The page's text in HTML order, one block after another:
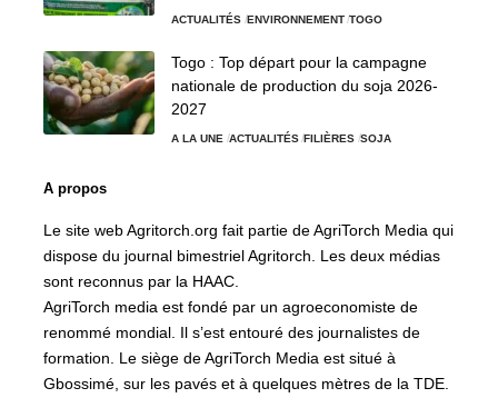
ACTUALITÉS ENVIRONNEMENT TOGO
Togo : Top départ pour la campagne
nationale de production du soja 2026-
2027
A LA UNE ACTUALITÉS FILIÈRES SOJA
A propos
Le site web Agritorch.org fait partie de AgriTorch Media qui
dispose du journal bimestriel Agritorch. Les deux médias
sont reconnus par la HAAC.
AgriTorch media est fondé par un agroeconomiste de
renommé mondial. Il s’est entouré des journalistes de
formation. Le siège de AgriTorch Media est situé à
Gbossimé, sur les pavés et à quelques mètres de la TDE.